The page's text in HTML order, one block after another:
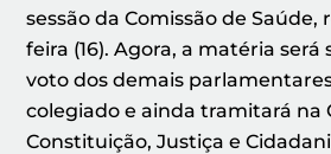
sessão da Comissão de
feira (16). Agora, a matéria
voto dos demais
colegiado e ainda tramitará na
Constituição, Justiça e